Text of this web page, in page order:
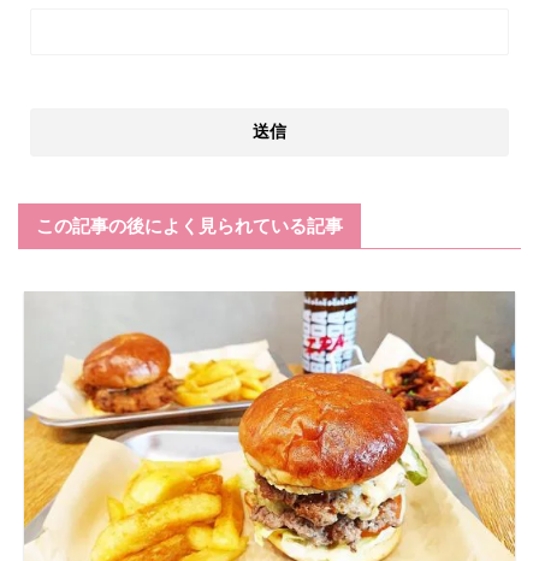
この記事の後によく見られている記事